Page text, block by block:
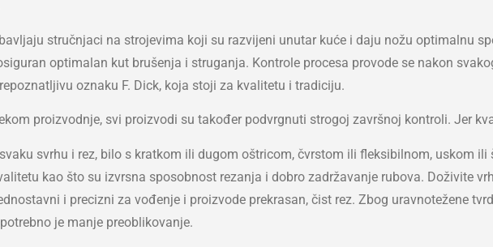
stručnjaci na strojevima koji su razvijeni unutar kuće i daju nožu optimalnu
optimalan kut brušenja i struganja. Kontrole procesa provode se nakon
oznaku F. Dick, koja stoji za kvalitetu i tradiciju.
proizvodnje, svi proizvodi su također podvrgnuti strogoj završnoj kontroli. Jer
svrhu i rez, bilo s kratkom ili dugom oštricom, čvrstom ili fleksibilnom, uskom
kao što su izvrsna sposobnost rezanja i dobro zadržavanje rubova. Doživite
i precizni za vođenje i proizvode prekrasan, čist rez. Zbog uravnotežene
je manje preoblikovanje.